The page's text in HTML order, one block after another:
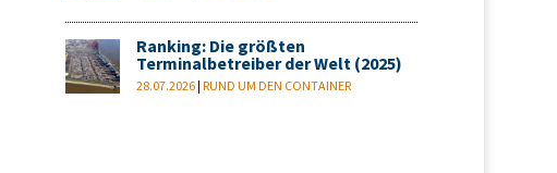
Ranking: Die größten
Terminalbetreiber der Welt (2025)
28.07.2026 |RUND UM DEN CONTAINER